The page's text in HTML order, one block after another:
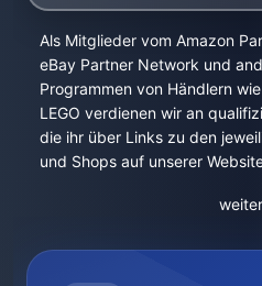
Als Mitglieder vom Amazon
eBay Partner Network und
Programmen von Händlern
LEGO verdienen wir an
die ihr über Links zu den
und Shops auf unserer